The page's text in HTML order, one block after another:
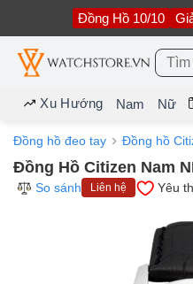
nội
dung
Đồng Hồ 10/10
Tìm
kiếm:
Xu Hướng Nam Nữ
Đồng hồ đeo tay Đồng hồ
Đồng Hồ Citizen Nam
So sánh
Liên hệ Yêu